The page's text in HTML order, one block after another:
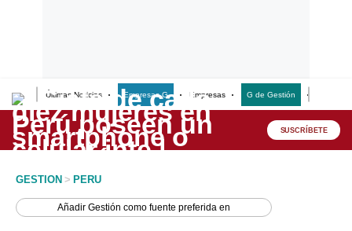
Últimas Noticias Empresas G Empresas G de Gestión
Lo último
Peru Quiosco SUSCRÍBETE
GESTION > PERU
AñadirGestión como fuente preferida en